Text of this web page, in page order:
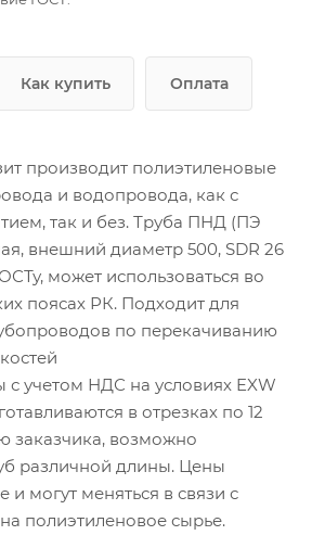
Как купить Оплата
производит полиэтиленовые
и водопровода, как с
так и без. Труба ПНД (ПЭ
внешний диаметр 500, SDR 26
может использоваться во
поясах РК. Подходит для
по перекачиванию
с учетом НДС на условиях EXW
в отрезках по 12
заказчика, возможно
различной длины. Цены
могут меняться в связи с
полиэтиленовое сырье.